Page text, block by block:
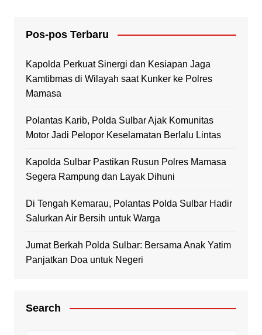
Pos-pos Terbaru
Kapolda Perkuat Sinergi dan Kesiapan Jaga
Kamtibmas di Wilayah saat Kunker ke Polres
Mamasa
Polantas Karib, Polda Sulbar Ajak Komunitas
Motor Jadi Pelopor Keselamatan Berlalu Lintas
Kapolda Sulbar Pastikan Rusun Polres Mamasa
Segera Rampung dan Layak Dihuni
Di Tengah Kemarau, Polantas Polda Sulbar Hadir
Salurkan Air Bersih untuk Warga
Jumat Berkah Polda Sulbar: Bersama Anak Yatim
Panjatkan Doa untuk Negeri
Search